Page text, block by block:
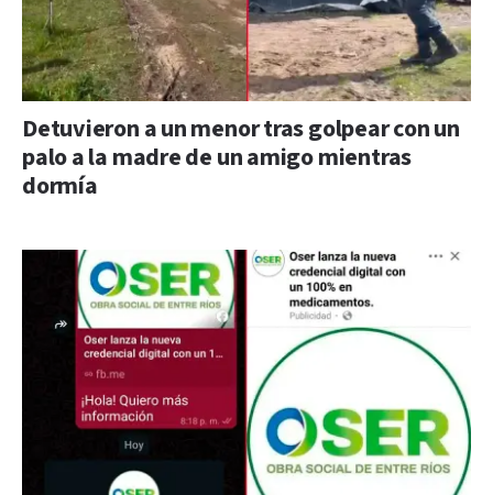
Detuvieron a un menor tras golpear con un
palo a la madre de un amigo mientras
dormía